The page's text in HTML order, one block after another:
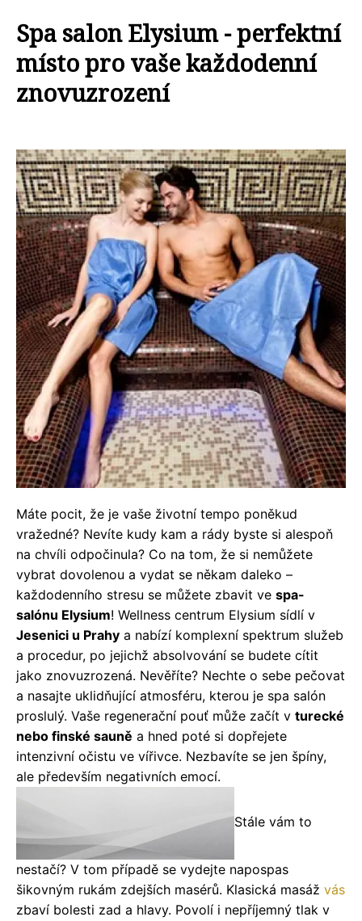
Spa salon Elysium - perfektní
místo pro vaše každodenní
znovuzrození
Máte pocit, že je vaše životní tempo poněkud
vražedné? Nevíte kudy kam a rády byste si alespoň
na chvíli odpočinula? Co na tom, že si nemůžete
vybrat dovolenou a vydat se někam daleko –
každodenního stresu se můžete zbavit ve spa-
salónu Elysium! Wellness centrum Elysium sídlí v
Jesenici u Prahy a nabízí komplexní spektrum služeb
a procedur, po jejichž absolvování se budete cítit
jako znovuzrozená. Nevěříte? Nechte o sebe pečovat
a nasajte uklidňující atmosféru, kterou je spa salón
proslulý. Vaše regenerační pouť může začít v turecké
nebo finské sauně a hned poté si dopřejete
intenzivní očistu ve vířivce. Nezbavíte se jen špíny,
ale především negativních emocí.
Stále vám to
nestačí? V tom případě se vydejte napospas
šikovným rukám zdejších masérů. Klasická masáž vás
zbaví bolesti zad a hlavy. Povolí i nepříjemný tlak v